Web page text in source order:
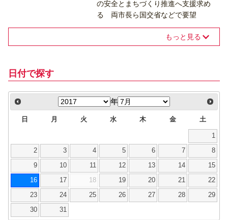
の安全とまちづくり推進へ支援求め
る 両市長ら国交省などで要望
もっと見る
日付で探す
年
日 月 火 水 木 金 土
1
2 3 4 5 6 7 8
9 10 11 12 13 14 15
16 17 18 19 20 21 22
23 24 25 26 27 28 29
30 31